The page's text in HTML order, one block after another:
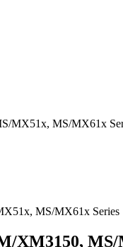
MX51x, MS/MX61x
XM3150,